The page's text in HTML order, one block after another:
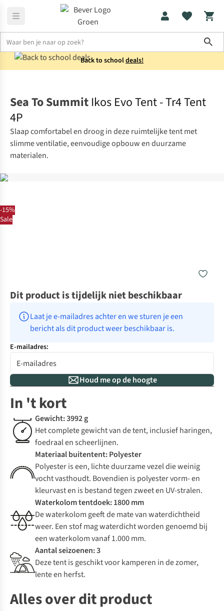
Back to schooldeals!
-15%
Sale
Sea To Summit Ikos Evo Tent - Tr4 Tent
4P
Slaap comfortabel en droog in deze ruimtelijke tent met
slimme ventilatie, eenvoudige opbouw en duurzame
materialen.
Dit product is tijdelijk niet beschikbaar
Laat je e-mailadres achter en we sturen je een
bericht als dit product weer beschikbaar is.
E-mailadres:
Houd me op de hoogte
In 't kort
Gewicht: 3992 g
Het complete gewicht van de tent, inclusief haringen,
foedraal en scheerlijnen.
Materiaal buitentent: Polyester
Polyester is een, lichte duurzame vezel die weinig
vocht vasthoudt. Bovendien is polyester vorm- en
kleurvast en is bestand tegen zweet en UV-stralen.
Waterkolom tentdoek: 1800 mm
De waterkolom geeft de mate van waterdichtheid
weer. Een stof mag waterdicht worden genoemd bij
een waterkolom vanaf 1.000 mm.
Aantal seizoenen: 3
Deze tent is geschikt voor kamperen in de zomer,
lente en herfst.
Alles over dit product